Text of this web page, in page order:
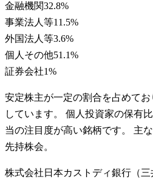
金融機関32.8%
事業法人等11.5%
外国法人等3.6%
個人その他51.1%
証券会社1%
安定株主が一定の割合を占めて
しています。 個人投資家の保有
当の注目度が高い銘柄です。 主
先持株会。
株式会社日本カストディ銀行（三